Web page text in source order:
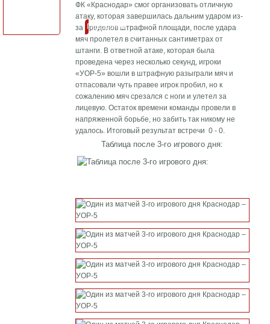
ФК «Краснодар» смог организовать отличную
атаку, которая завершилась дальним ударом из-
за пределов штрафной площади, после удара
мяч пролетел в считанных сантиметрах от
штанги. В ответной атаке, которая была
проведена через несколько секунд, игроки
«УОР-5» вошли в штрафную разыграли мяч и
отпасовали чуть правее игрок пробил, но к
сожалению мяч срезался с ноги и улетел за
лицевую. Остаток времени команды провели в
напряженной борьбе, но забить так никому не
удалось. Итоговый результат встречи 0 - 0.
Таблица после 3-го игрового дня:
Подробнее